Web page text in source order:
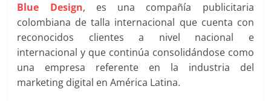
Revistas
de
Actualidad
Blue Design, es una compañía publicitaria
colombiana de talla internacional que cuenta con
reconocidos clientes a nivel nacional e
internacional y que continúa consolidándose como
una empresa referente en la industria del
marketing digital en América Latina.